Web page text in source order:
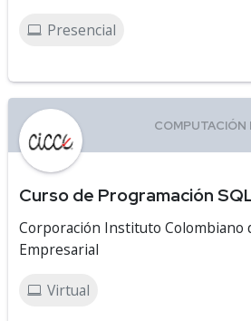
Presencial
Curso de Programación
Corporación Instituto Colombiano
Empresarial
Virtual